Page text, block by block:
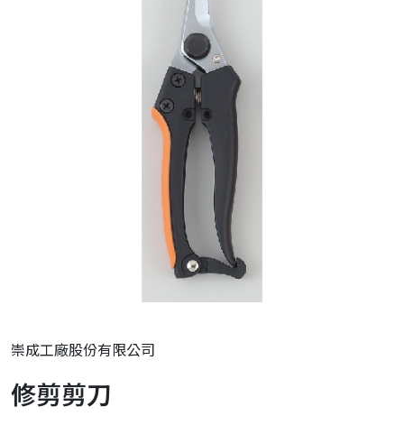
崇成工廠股份有限公司
修剪剪刀